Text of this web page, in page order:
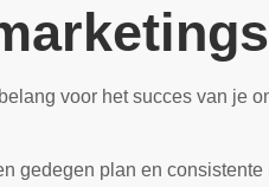
voor het succes van je
gedegen plan en